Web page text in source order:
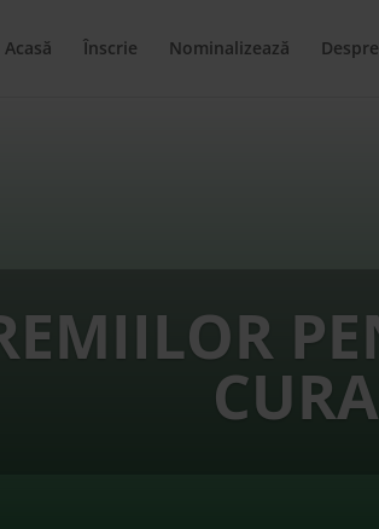
Acasă Înscrie Nominalizează